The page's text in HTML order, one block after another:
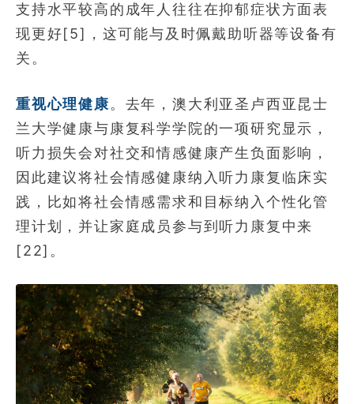
支持水平较高的成年人往往在抑郁症状方面表
现更好[5]，这可能与及时佩戴助听器等设备有
关。
重视心理健康。去年，澳大利亚圣卢西亚昆士
兰大学健康与康复科学学院的一项研究显示，
听力损失会对社交和情感健康产生负面影响，
因此建议将社会情感健康纳入听力康复临床实
践，比如将社会情感需求和目标纳入个性化管
理计划，并让家庭成员参与到听力康复中来
[22]。